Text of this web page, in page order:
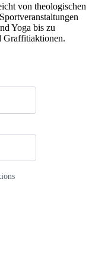
von theologischen
Yoga bis zu
Graffitiaktionen.